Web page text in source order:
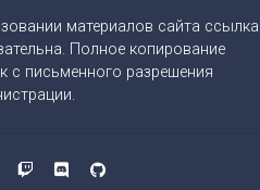
материалов сайта ссылка
Полное копирование
с письменного разрешения